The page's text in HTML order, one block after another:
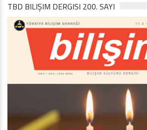
TBD BILIŞIM DERGISI 200. SAYI